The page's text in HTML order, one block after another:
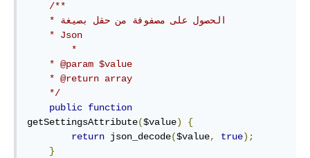
/**
    */
public function
getSettingsAttribute($value)
{
return json_decode($value, true);
}